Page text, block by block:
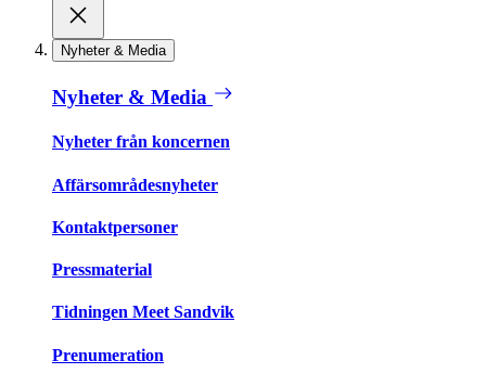
Nyheter & Media
Nyheter & Media
Nyheter från koncernen
Affärsområdesnyheter
Kontaktpersoner
Pressmaterial
Tidningen Meet Sandvik
Prenumeration